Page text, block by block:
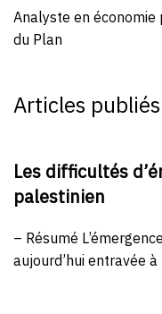
Analyste en
du Plan
Articles
Les difficultés
palestinien
– Résumé
aujourd’hui entravée